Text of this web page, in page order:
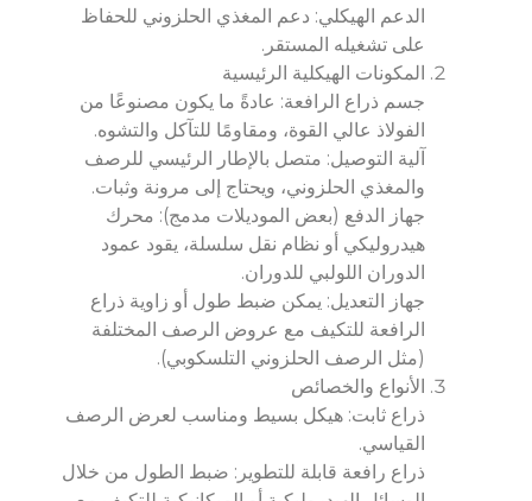
الدعم الهيكلي: دعم المغذي الحلزوني للحفاظ
على تشغيله المستقر.
المكونات الهيكلية الرئيسية
جسم ذراع الرافعة: عادةً ما يكون مصنوعًا من
الفولاذ عالي القوة، ومقاومًا للتآكل والتشوه.
آلية التوصيل: متصل بالإطار الرئيسي للرصف
والمغذي الحلزوني، ويحتاج إلى مرونة وثبات.
جهاز الدفع (بعض الموديلات مدمج): محرك
هيدروليكي أو نظام نقل سلسلة، يقود عمود
الدوران اللولبي للدوران.
جهاز التعديل: يمكن ضبط طول أو زاوية ذراع
الرافعة للتكيف مع عروض الرصف المختلفة
(مثل الرصف الحلزوني التلسكوبي).
الأنواع والخصائص
ذراع ثابت: هيكل بسيط ومناسب لعرض الرصف
القياسي.
ذراع رافعة قابلة للتطوير: ضبط الطول من خلال